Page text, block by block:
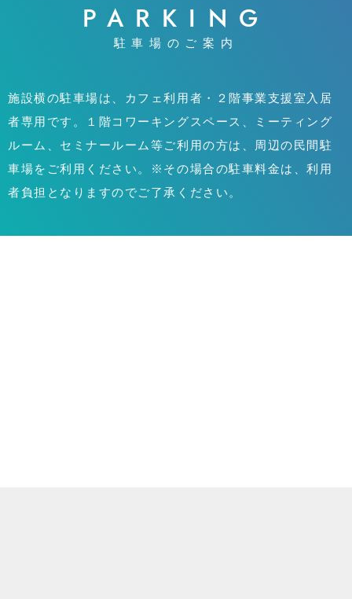
PARKING
駐車場のご案内
施設横の駐車場は、カフェ利用者・２階事業支援室入居
者専用です。１階コワーキングスペース、ミーティング
ルーム、セミナールーム等ご利用の方は、周辺の民間駐
車場をご利用ください。※その場合の駐車料金は、利用
者負担となりますのでご了承ください。